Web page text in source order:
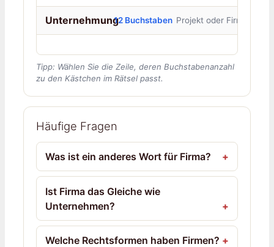
Unternehmung12 Buchstaben Projekt oder Firma
Tipp: Wählen Sie die Zeile, deren Buchstabenanzahl
zu den Kästchen im Rätsel passt.
Häufige Fragen
Was ist ein anderes Wort für Firma?
Ist Firma das Gleiche wie
Unternehmen?
Welche Rechtsformen haben Firmen?